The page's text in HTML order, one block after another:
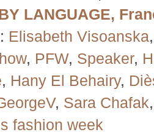
LANGUAGE,
Elisabeth Visoanska
, PFW, Speaker,
, Hany El Behairy,
, Sara Chafak
fashion week